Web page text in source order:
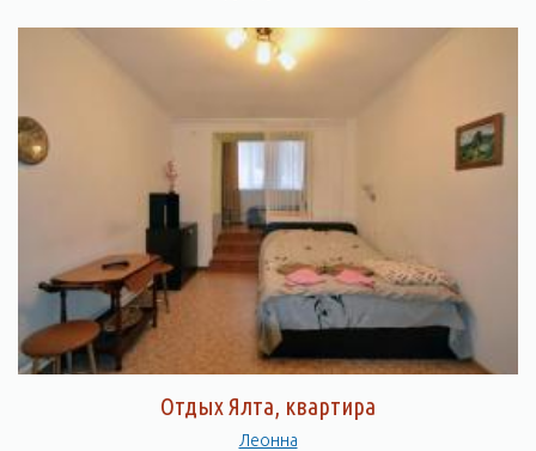
Отдых Ялта, квартира
Леонна